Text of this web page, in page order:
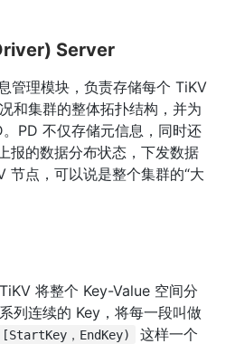
Server
管理模块，负责存储每个 TiKV
和集群的整体拓扑结构，并为
PD 不仅存储元信息，同时还
报的数据分布状态，下发数据
节点，可以说是整个集群的“大
将整个 Key-Value 空间分
列连续的 Key，将每一段叫做
[StartKey，EndKey)
这样一个